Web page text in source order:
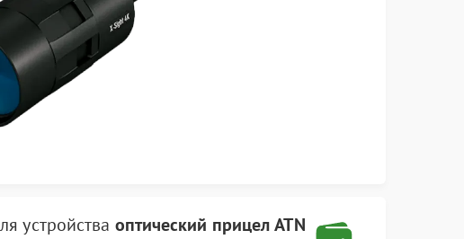
устройства оптический прицел ATN